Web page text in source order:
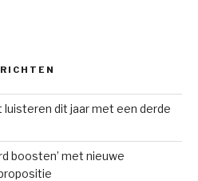
luisteren dit jaar met een derde
boosten’ met nieuwe